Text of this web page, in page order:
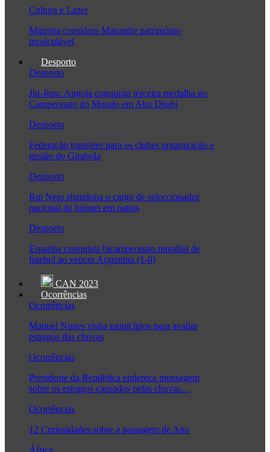
Cultura e Lazer
Ministra considera Maiombe património
incalculável
Desporto
Desporto
Jiu-Jitsu: Angola conquista terceira medalha no
Campeonato do Mundo em Abu Dhabi
Desporto
Federação transfere para os clubes organização e
gestão do Girabola
Desporto
Rui Neto abandona o cargo de seleccionador
nacional de hóquei em patins
Desporto
Espanha conquista bicampeonato mundial de
futebol ao vencer Argentina (1-0)
CAN 2023
Ocorrências
Ocorrências
Manuel Nunes visita municípios para avaliar
estragos das chuvas
Ocorrências
Presidente da República endereça mensagem
sobre os estragos causados pelas chuvas…
Ocorrências
12 Curiosidades sobre a passagem de Ano
África